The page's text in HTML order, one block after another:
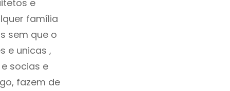
e
família
sem que o
e unicas ,
socias e
fazem de